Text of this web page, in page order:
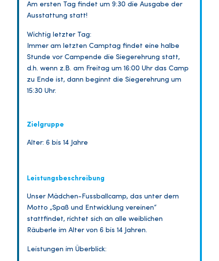
Am ersten Tag findet um 9:30 die Ausgabe der
Ausstattung statt!
Wichtig letzter Tag:
Immer am letzten Camptag findet eine halbe
Stunde vor Campende die Siegerehrung statt,
d.h. wenn z.B. am Freitag um 16:00 Uhr das Camp
zu Ende ist, dann beginnt die Siegerehrung um
15:30 Uhr.
Zielgruppe
Alter: 6 bis 14 Jahre
Leistungsbeschreibung
Unser Mädchen-Fussballcamp, das unter dem
Motto „Spaß und Entwicklung vereinen“
stattfindet, richtet sich an alle weiblichen
Räuberle im Alter von 6 bis 14 Jahren.
Leistungen im Überblick: